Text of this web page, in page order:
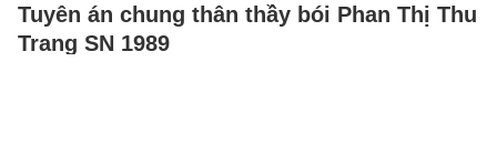
Tuyên án chung thân thầy bói Phan Thị Thu
Trang SN 1989